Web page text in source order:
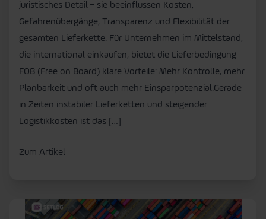
juristisches Detail – sie beeinflussen Kosten,
Gefahrenübergänge, Transparenz und Flexibilität der
gesamten Lieferkette. Für Unternehmen im Mittelstand,
die international einkaufen, bietet die Lieferbedingung
FOB (Free on Board) klare Vorteile: Mehr Kontrolle, mehr
Planbarkeit und oft auch mehr Einsparpotenzial.Gerade
in Zeiten instabiler Lieferketten und steigender
Logistikkosten ist das […]
Zum Artikel